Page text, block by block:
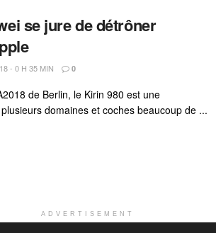
se jure de détrôner
- 0 H 35 MIN 0
de Berlin, le Kirin 980 est une
domaines et coches beaucoup de ...
ADVERTISEMENT